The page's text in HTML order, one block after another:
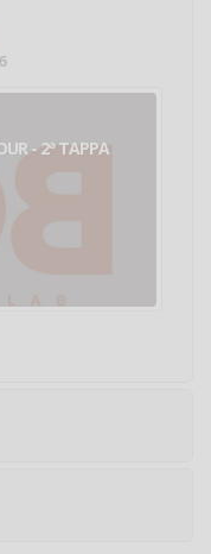
- 2ª TAPPA